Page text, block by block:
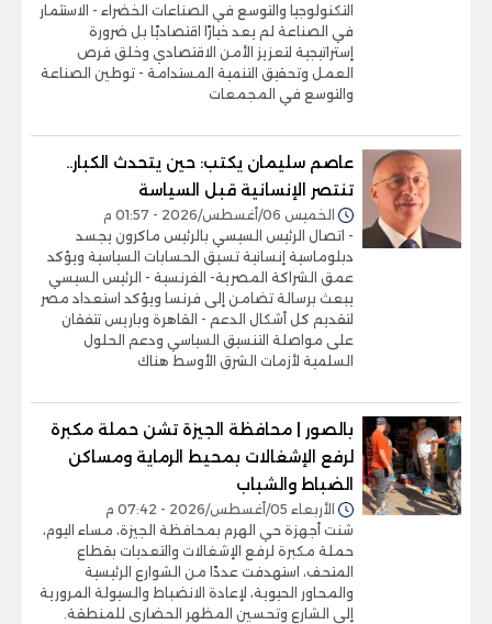
التكنولوجيا والتوسع في الصناعات الخضراء - الاستثمار
في الصناعة لم يعد خيارًا اقتصاديًا بل ضرورة
إستراتيجية لتعزيز الأمن الاقتصادي وخلق فرص
العمل وتحقيق التنمية المستدامة - توطين الصناعة
والتوسع في المجمعات
عاصم سليمان يكتب: حين يتحدث الكبار..
تنتصر الإنسانية قبل السياسة
الخميس 06/أغسطس/2026 - 01:57 م
- اتصال الرئيس السيسي بالرئيس ماكرون يجسد
دبلوماسية إنسانية تسبق الحسابات السياسية ويؤكد
عمق الشراكة المصرية- الفرنسية - الرئيس السيسي
يبعث برسالة تضامن إلى فرنسا ويؤكد استعداد مصر
لتقديم كل أشكال الدعم - القاهرة وباريس تتفقان
على مواصلة التنسيق السياسي ودعم الحلول
السلمية لأزمات الشرق الأوسط هناك
بالصور | محافظة الجيزة تشن حملة مكبرة
لرفع الإشغالات بمحيط الرماية ومساكن
الضباط والشباب
الأربعاء 05/أغسطس/2026 - 07:42 م
شنت أجهزة حي الهرم بمحافظة الجيزة، مساء اليوم،
حملة مكبرة لرفع الإشغالات والتعديات بقطاع
المتحف، استهدفت عددًا من الشوارع الرئيسية
والمحاور الحيوية، لإعادة الانضباط والسيولة المرورية
إلى الشارع وتحسين المظهر الحضاري للمنطقة.